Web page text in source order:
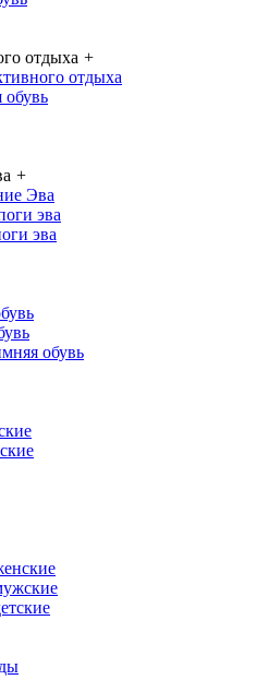
отдыха +
отдыха
обувь
+
Эва
эва
эва
обувь